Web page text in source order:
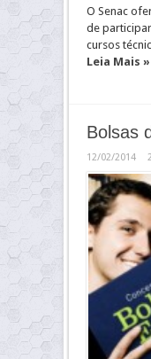
O Senac
de
cursos
Leia Mais »
Bolsas
12/02/2014